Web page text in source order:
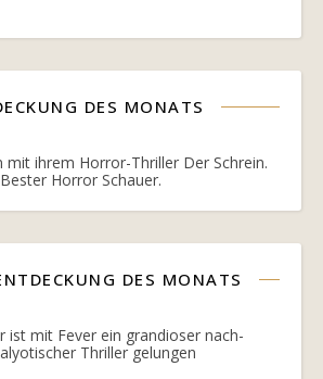
DES MONATS
mit ihrem Horror-Thriller Der Schrein.
Bester Horror Schauer.
DES MONATS
ist mit Fever ein grandioser nach-
Thriller gelungen